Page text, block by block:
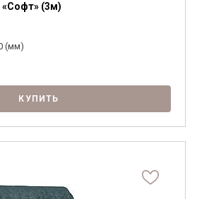
(3м)
(мм)
КУПИТЬ